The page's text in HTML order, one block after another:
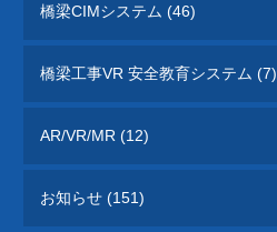
橋梁CIMシステム (46)
橋梁工事VR 安全教育システム (7)
AR/VR/MR (12)
お知らせ (151)